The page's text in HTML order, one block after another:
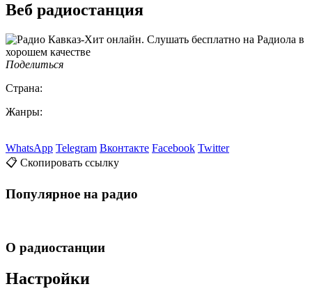
Веб радиостанция
Поделиться
Страна:
Жанры:
WhatsApp Telegram Вконтакте Facebook Twitter
📋 Скопировать ссылку
Популярное на радио
О радиостанции
Настройки